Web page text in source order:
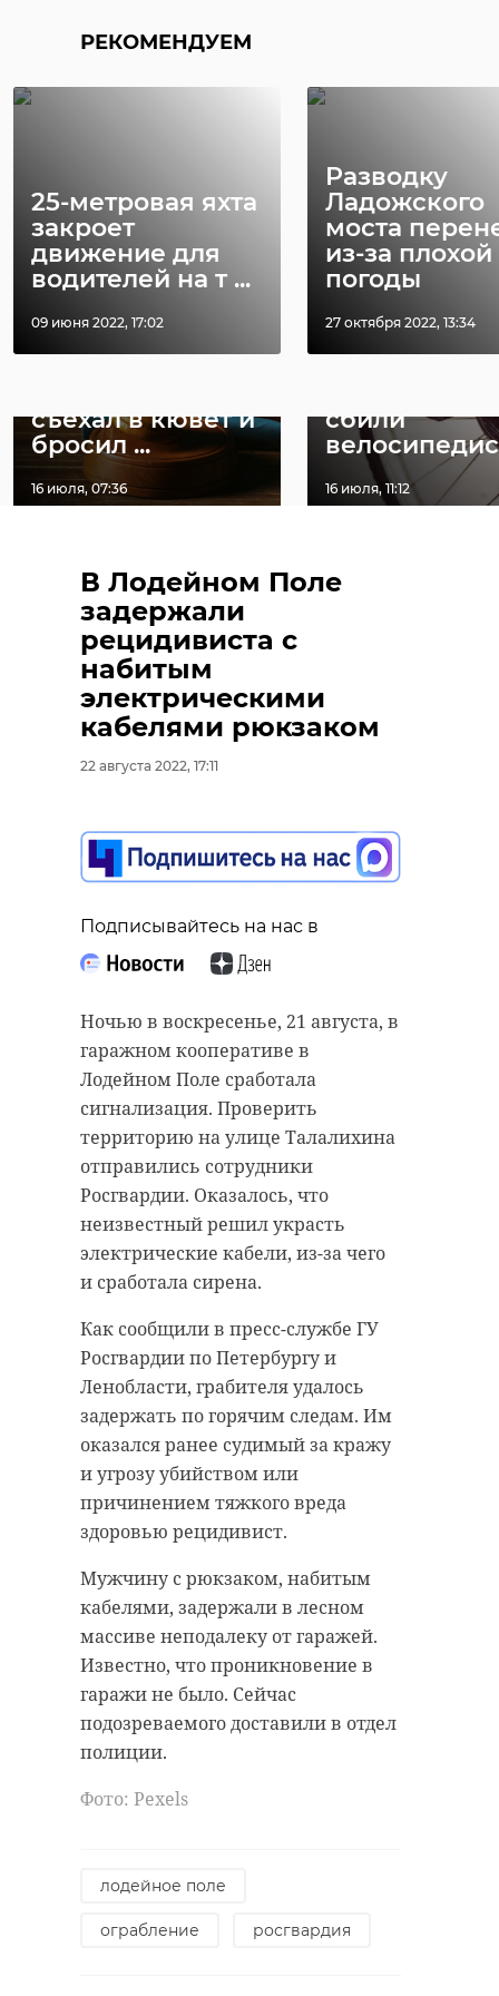
РЕКОМЕНДУЕМ
25-метровая яхта
закроет
движение для
водителей на т ...
09 июня 2022, 17:02
Разводку
Ладожского
моста
из-за плохой
погоды
27 октября 2022, 13:34
В Лодейном Поле
задержали
рецидивиста с
набитым
электрическими
кабелями рюкзаком
22 августа 2022, 17:11
Подписывайтесь на нас в
Ночью в воскресенье, 21 августа, в
гаражном кооперативе в
Лодейном Поле сработала
сигнализация. Проверить
территорию на улице Талалихина
отправились сотрудники
Росгвардии. Оказалось, что
неизвестный решил украсть
электрические кабели, из-за чего
и сработала сирена.
Как сообщили в пресс-службе ГУ
Росгвардии по Петербургу и
Ленобласти, грабителя удалось
задержать по горячим следам. Им
оказался ранее судимый за кражу
и угрозу убийством или
причинением тяжкого вреда
здоровью рецидивист.
Мужчину с рюкзаком, набитым
кабелями, задержали в лесном
массиве неподалеку от гаражей.
Известно, что проникновение в
гаражи не было. Сейчас
подозреваемого доставили в отдел
полиции.
Фото: Pexels
лодейное поле
ограбление росгвардия
Поделиться статьей:
РЕКОМЕНДУЕМ
съехал в кювет и
бросил ...
16 июля, 07:36
сбили
16 июля, 11:12
Поделиться статьей: